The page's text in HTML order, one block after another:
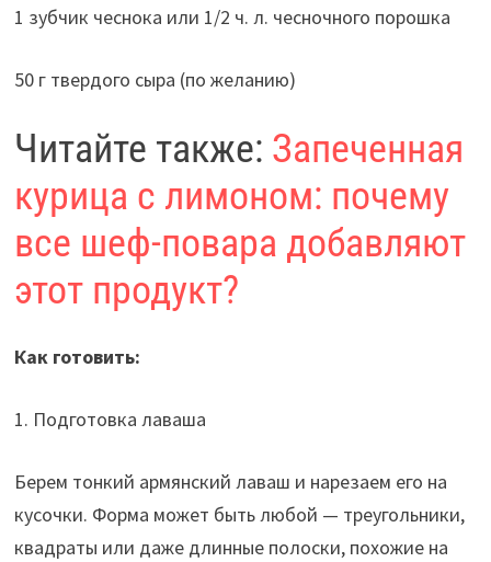
1 зубчик чеснока или 1/2 ч. л. чесночного порошка
50 г твердого сыра (по желанию)
Читайте также: Запеченная
курица с лимоном: почему
все шеф-повара добавляют
этот продукт?
Как готовить:
1. Подготовка лаваша
Берем тонкий армянский лаваш и нарезаем его на
кусочки. Форма может быть любой — треугольники,
квадраты или даже длинные полоски, похожие на